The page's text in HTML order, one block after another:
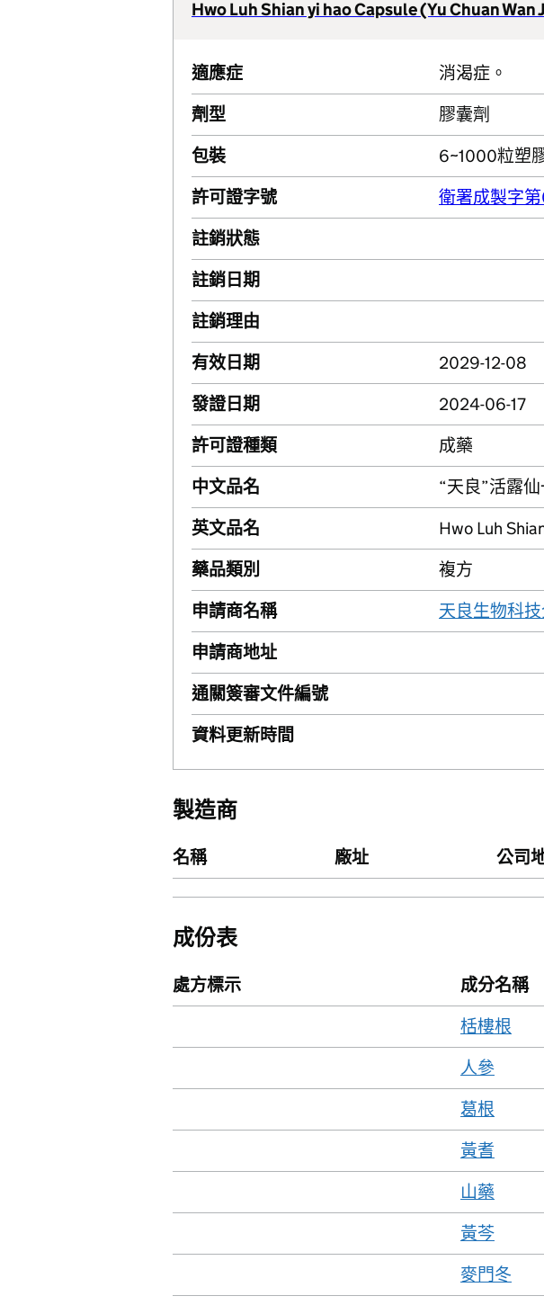
Hwo Luh Shian yi hao Capsule (Yu Chuan Wan
適應症
消渴症。
劑型
膠囊劑
包裝
6~1000粒塑
許可證字號
衛署成製字
註銷狀態
註銷日期
註銷理由
有效日期
2029-12-08
發證日期
2024-06-17
許可證種類
成藥
中文品名
“天良”活露
英文品名
Hwo Luh
藥品類別
複方
申請商名稱
天良生物科
申請商地址
通關簽審文件編號
資料更新時間
製造商
名稱 廠址 公司
成份表
處方標示 成分名稱
栝樓根
人參
葛根
黃耆
山藥
黃芩
麥門冬